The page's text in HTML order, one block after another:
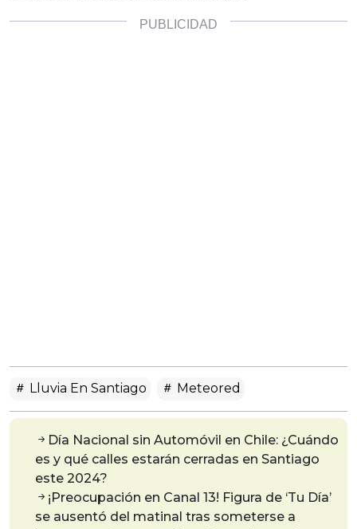
Lluvia En Santiago Meteored
Día Nacional sin Automóvil en Chile: ¿Cuándo
es y qué calles estarán cerradas en Santiago
este 2024?
¡Preocupación en Canal 13! Figura de ‘Tu Día’
se ausentó del matinal tras someterse a